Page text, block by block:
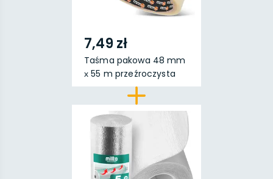
7,49 zł
Taśma pakowa 48 mm
х 55 m przeźroczysta